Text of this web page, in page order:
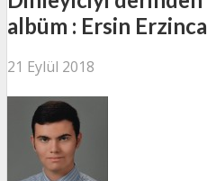
albüm : Ersin
21 Eylül 2018